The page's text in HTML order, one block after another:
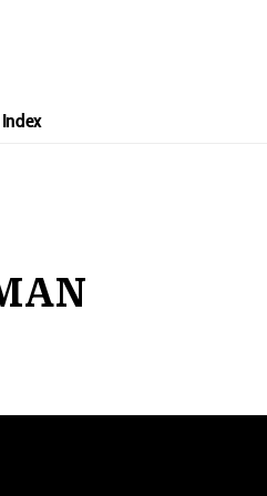
Index